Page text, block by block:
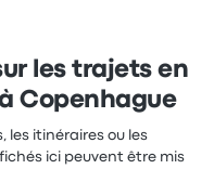
les trajets en
Copenhague
les itinéraires ou les
ici peuvent être mis